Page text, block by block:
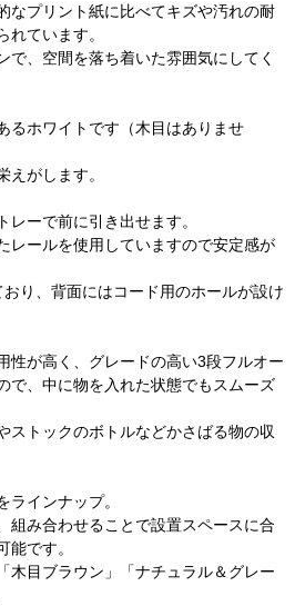
なプリント紙に比べてキズや汚れの耐
れています。
で、空間を落ち着いた雰囲気にしてく
るホワイトです（木目はありませ
えがします。
レーで前に引き出せます。
レールを使用していますので安定感が
り、背面にはコード用のホールが設け
性が高く、グレードの高い3段フルオー
で、中に物を入れた状態でもスムーズ
ストックのボトルなどかさばる物の収
ラインナップ。
組み合わせることで設置スペースに合
能です。
木目ブラウン」「ナチュラル＆グレー